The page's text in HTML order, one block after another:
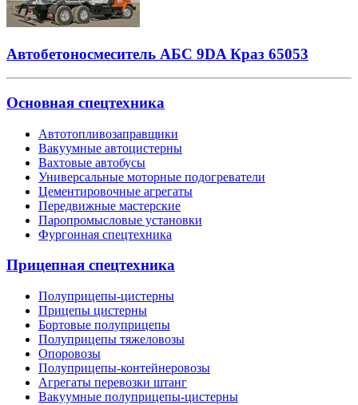
Автобетоносмеситель АБС 9DA Краз 65053
Основная спецтехника
Автотопливозаправщики
Вакуумные автоцистерны
Вахтовые автобусы
Универсальные моторные подогреватели
Цементировочные агрегаты
Передвижные мастерские
Паропромысловые установки
Фургонная спецтехника
Прицепная спецтехника
Полуприцепы-цистерны
Прицепы цистерны
Бортовые полуприцепы
Полуприцепы тяжеловозы
Опоровозы
Полуприцепы-контейнеровозы
Агрегаты перевозки штанг
Вакуумные полуприцепы-цистерны